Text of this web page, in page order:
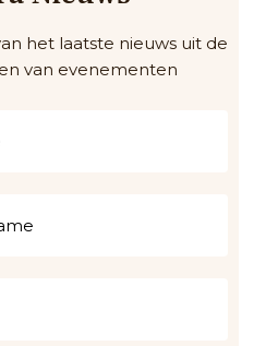
het laatste nieuws uit de
van evenementen